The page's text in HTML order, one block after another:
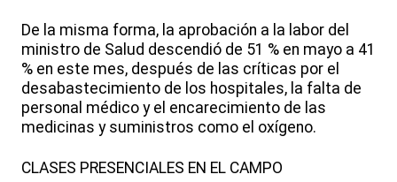
De la misma forma, la aprobación a la labor del
ministro de Salud descendió de 51 % en mayo a 41
% en este mes, después de las críticas por el
desabastecimiento de los hospitales, la falta de
personal médico y el encarecimiento de las
medicinas y suministros como el oxígeno.
CLASES PRESENCIALES EN EL CAMPO